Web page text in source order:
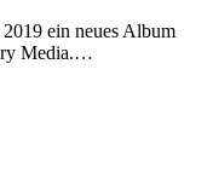
ein neues Album
Media.…